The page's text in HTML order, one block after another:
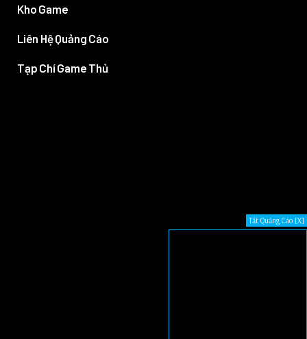
Kho Game
Liên Hệ Quảng Cáo
Tạp Chí Game Thủ
Tắt Quảng Cáo [X]